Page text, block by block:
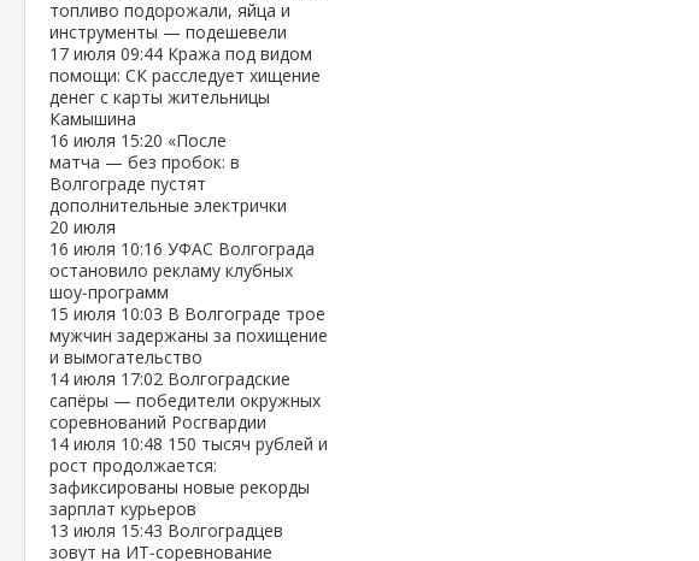
топливо подорожали, яйца и
инструменты — подешевели
17 июля 09:44 Кража под видом
помощи: СК расследует хищение
денег с карты жительницы
Камышина
16 июля 15:20 «После
матча — без пробок: в
Волгограде пустят
дополнительные электрички
20 июля
16 июля 10:16 УФАС Волгограда
остановило рекламу клубных
шоу‑программ
15 июля 10:03 В Волгограде трое
мужчин задержаны за похищение
и вымогательство
14 июля 17:02 Волгоградские
сапёры — победители окружных
соревнований Росгвардии
14 июля 10:48 150 тысяч рублей и
рост продолжается:
зафиксированы новые рекорды
зарплат курьеров
13 июля 15:43 Волгоградцев
зовут на ИТ‑соревнование